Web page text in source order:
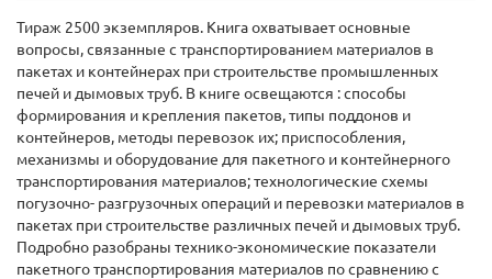
Тираж 2500 экземпляров. Книга охватывает основные
вопросы, связанные с транспортированием материалов в
пакетах и контейнерах при строительстве промышленных
печей и дымовых труб. В книге освещаются : способы
формирования и крепления пакетов, типы поддонов и
контейнеров, методы перевозок их; приспособления,
механизмы и оборудование для пакетного и контейнерного
транспортирования материалов; технологические схемы
погузочно- разгрузочных операций и перевозки материалов в
пакетах при строительстве различных печей и дымовых труб.
Подробно разобраны технико-экономические показатели
пакетного транспортирования материалов по сравнению с